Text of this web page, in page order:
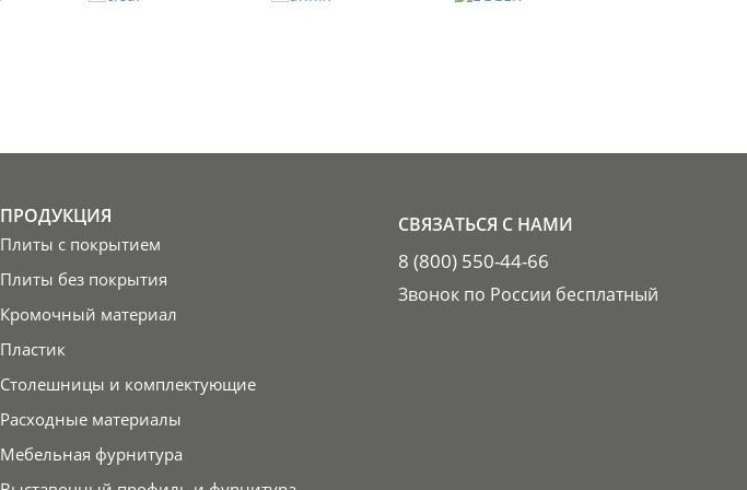
ПРОДУКЦИЯ
Плиты с покрытием
Плиты без покрытия
Кромочный материал
Пластик
Столешницы и комплектующие
Расходные материалы
Мебельная фурнитура
СВЯЗАТЬСЯ С НАМИ
8 (800) 550-44-66
Звонок по России бесплатный